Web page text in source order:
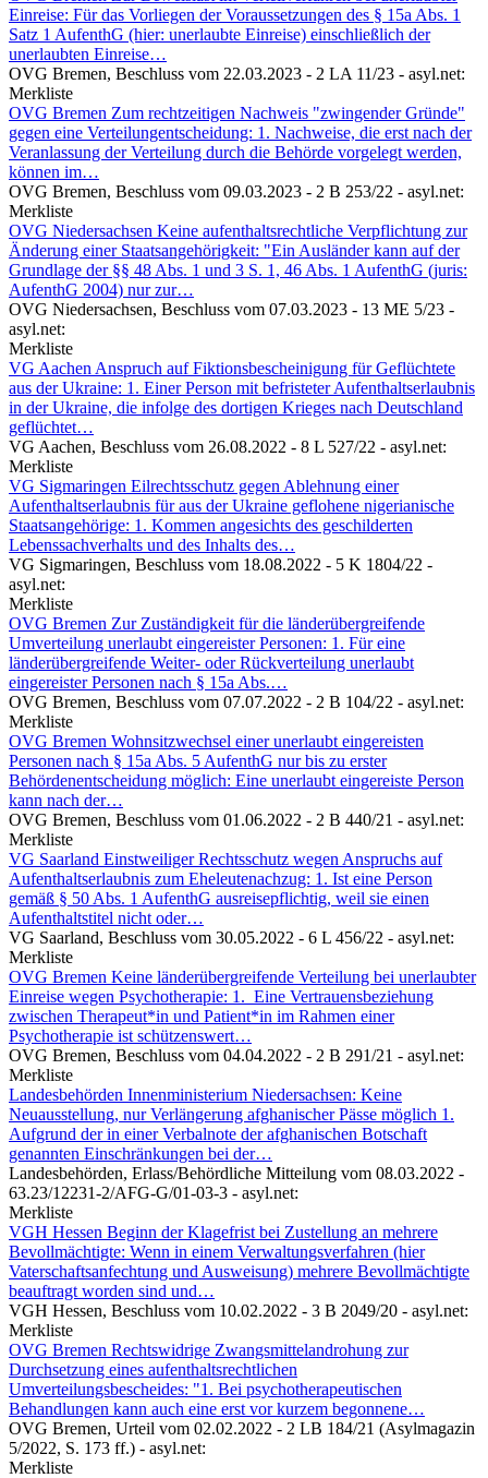
Einreise: Für das Vorliegen der Voraussetzungen des § 15a Abs. 1
Satz 1 AufenthG (hier: unerlaubte Einreise) einschließlich der
unerlaubten Einreise…
OVG Bremen, Beschluss vom 22.03.2023 - 2 LA 11/23 - asyl.net:
Merkliste
OVG Bremen Zum rechtzeitigen Nachweis "zwingender Gründe"
gegen eine Verteilungentscheidung: 1. Nachweise, die erst nach der
Veranlassung der Verteilung durch die Behörde vorgelegt werden,
können im…
OVG Bremen, Beschluss vom 09.03.2023 - 2 B 253/22 - asyl.net:
Merkliste
OVG Niedersachsen Keine aufenthaltsrechtliche Verpflichtung zur
Änderung einer Staatsangehörigkeit: "Ein Ausländer kann auf der
Grundlage der §§ 48 Abs. 1 und 3 S. 1, 46 Abs. 1 AufenthG (juris:
AufenthG 2004) nur zur…
OVG Niedersachsen, Beschluss vom 07.03.2023 - 13 ME 5/23 -
asyl.net:
Merkliste
VG Aachen Anspruch auf Fiktionsbescheinigung für Geflüchtete
aus der Ukraine: 1. Einer Person mit befristeter Aufenthaltserlaubnis
in der Ukraine, die infolge des dortigen Krieges nach Deutschland
geflüchtet…
VG Aachen, Beschluss vom 26.08.2022 - 8 L 527/22 - asyl.net:
Merkliste
VG Sigmaringen Eilrechtsschutz gegen Ablehnung einer
Aufenthaltserlaubnis für aus der Ukraine geflohene nigerianische
Staatsangehörige: 1. Kommen angesichts des geschilderten
Lebenssachverhalts und des Inhalts des…
VG Sigmaringen, Beschluss vom 18.08.2022 - 5 K 1804/22 -
asyl.net:
Merkliste
OVG Bremen Zur Zuständigkeit für die länderübergreifende
Umverteilung unerlaubt eingereister Personen: 1. Für eine
länderübergreifende Weiter- oder Rückverteilung unerlaubt
eingereister Personen nach § 15a Abs.…
OVG Bremen, Beschluss vom 07.07.2022 - 2 B 104/22 - asyl.net:
Merkliste
OVG Bremen Wohnsitzwechsel einer unerlaubt eingereisten
Personen nach § 15a Abs. 5 AufenthG nur bis zu erster
Behördenentscheidung möglich: Eine unerlaubt eingereiste Person
kann nach der…
OVG Bremen, Beschluss vom 01.06.2022 - 2 B 440/21 - asyl.net:
Merkliste
VG Saarland Einstweiliger Rechtsschutz wegen Anspruchs auf
Aufenthaltserlaubnis zum Eheleutenachzug: 1. Ist eine Person
gemäß § 50 Abs. 1 AufenthG ausreisepflichtig, weil sie einen
Aufenthaltstitel nicht oder…
VG Saarland, Beschluss vom 30.05.2022 - 6 L 456/22 - asyl.net:
Merkliste
OVG Bremen Keine länderübergreifende Verteilung bei unerlaubter
Einreise wegen Psychotherapie: 1. Eine Vertrauensbeziehung
zwischen Therapeut*in und Patient*in im Rahmen einer
Psychotherapie ist schützenswert…
OVG Bremen, Beschluss vom 04.04.2022 - 2 B 291/21 - asyl.net:
Merkliste
Landesbehörden Innenministerium Niedersachsen: Keine
Neuausstellung, nur Verlängerung afghanischer Pässe möglich 1.
Aufgrund der in einer Verbalnote der afghanischen Botschaft
genannten Einschränkungen bei der…
Landesbehörden, Erlass/Behördliche Mitteilung vom 08.03.2022 -
63.23/12231-2/AFG-G/01-03-3 - asyl.net:
Merkliste
VGH Hessen Beginn der Klagefrist bei Zustellung an mehrere
Bevollmächtigte: Wenn in einem Verwaltungsverfahren (hier
Vaterschaftsanfechtung und Ausweisung) mehrere Bevollmächtigte
beauftragt worden sind und…
VGH Hessen, Beschluss vom 10.02.2022 - 3 B 2049/20 - asyl.net:
Merkliste
OVG Bremen Rechtswidrige Zwangsmittelandrohung zur
Durchsetzung eines aufenthaltsrechtlichen
Umverteilungsbescheides: "1. Bei psychotherapeutischen
Behandlungen kann auch eine erst vor kurzem begonnene…
OVG Bremen, Urteil vom 02.02.2022 - 2 LB 184/21 (Asylmagazin
5/2022, S. 173 ff.) - asyl.net:
Merkliste